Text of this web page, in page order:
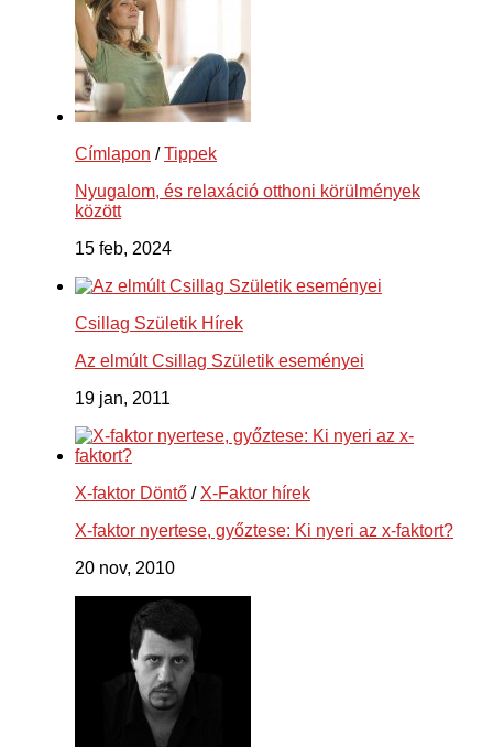
Címlapon /Tippek
Nyugalom, és relaxáció otthoni körülmények
között
15 feb, 2024
Csillag Születik Hírek
Az elmúlt Csillag Születik eseményei
19 jan, 2011
X-faktor Döntő / X-Faktor hírek
X-faktor nyertese, győztese: Ki nyeri az x-faktort?
20 nov, 2010